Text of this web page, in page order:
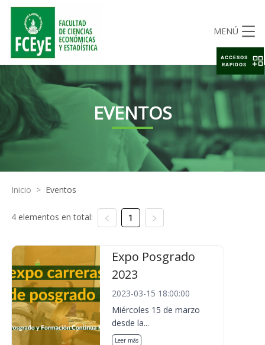
MENÚ
EVENTOS
Inicio > Eventos
4 elementos en total: 1
Expo Posgrado
2023
2023-03-15 18:00:00
Miércoles 15 de marzo
desde la...
Leer más
ACCESOS
RAPIDOS